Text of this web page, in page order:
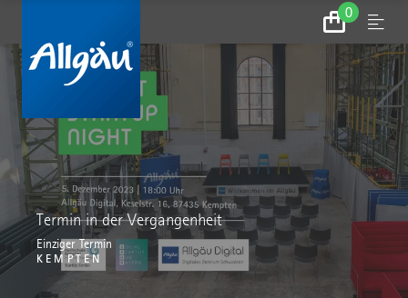
0
Zum
Warenkorb
Menu
Termin in der Vergangenheit
Einziger Termin
KEMPTEN